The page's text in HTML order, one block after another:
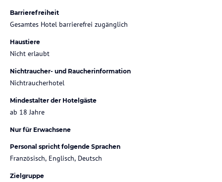
Barrierefreiheit
Gesamtes Hotel barrierefrei zugänglich
Haustiere
Nicht erlaubt
Nichtraucher- und Raucherinformation
Nichtraucherhotel
Mindestalter der Hotelgäste
ab 18 Jahre
Nur für Erwachsene
Personal spricht folgende Sprachen
Französisch, Englisch, Deutsch
Zielgruppe